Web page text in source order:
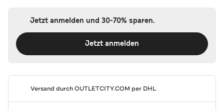
Jetzt anmelden und 30-70% sparen.
Jetzt anmelden
Versand durchOUTLETCITY.COM per DHL